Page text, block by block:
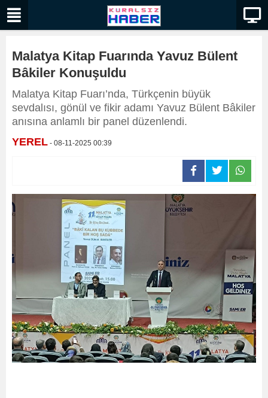
Malatya Kitap Fuarında Yavuz Bülent
Bâkiler Konuşuldu
Malatya Kitap Fuarı’nda, Türkçenin büyük
sevdalısı, gönül ve fikir adamı Yavuz Bülent Bâkiler
anısına anlamlı bir panel düzenlendi.
YEREL - 08-11-2025 00:39